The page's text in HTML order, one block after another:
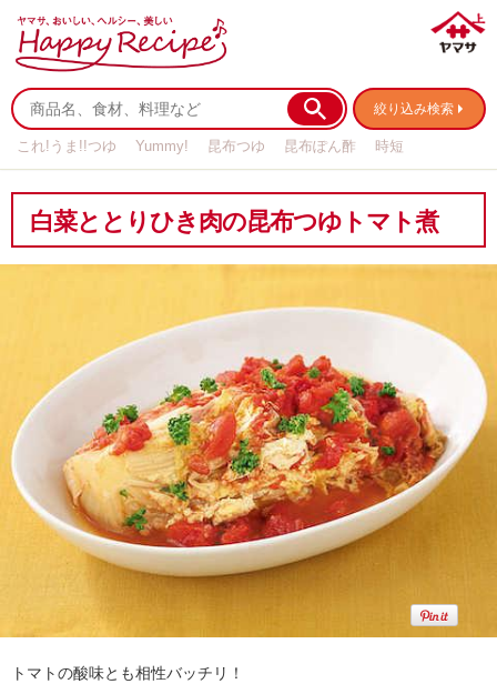
絞り込み検索
これ!うま!!つゆ Yummy! 昆布つゆ 昆布ぽん酢
時短
白菜ととりひき肉の昆布つゆトマト煮
トマトの酸味とも相性バッチリ！